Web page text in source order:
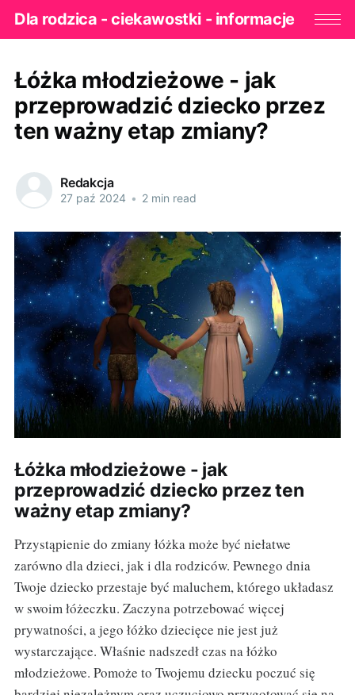
Dla rodzica - ciekawostki - informacje
Łóżka młodzieżowe - jak
przeprowadzić dziecko przez
ten ważny etap zmiany?
Redakcja
27 paź 2024 • 2 min read
Łóżka młodzieżowe - jak
przeprowadzić dziecko przez ten
ważny etap zmiany?
Przystąpienie do zmiany łóżka może być niełatwe
zarówno dla dzieci, jak i dla rodziców. Pewnego dnia
Twoje dziecko przestaje być maluchem, którego układasz
w swoim łóżeczku. Zaczyna potrzebować więcej
prywatności, a jego łóżko dziecięce nie jest już
wystarczające. Właśnie nadszedł czas na łóżko
młodzieżowe. Pomoże to Twojemu dziecku poczuć się